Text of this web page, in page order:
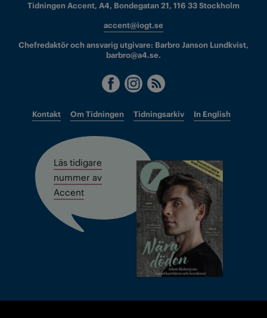
Tidningen Accent, A4, Bondegatan 21, 116 33 Stockholm
accent@iogt.se
Chefredaktör och ansvarig utgivare: Barbro Janson Lundkvist,
barbro@a4.se.
Kontakt Om Tidningen Tidningsarkiv In English
Läs tidigare
nummer av
Accent